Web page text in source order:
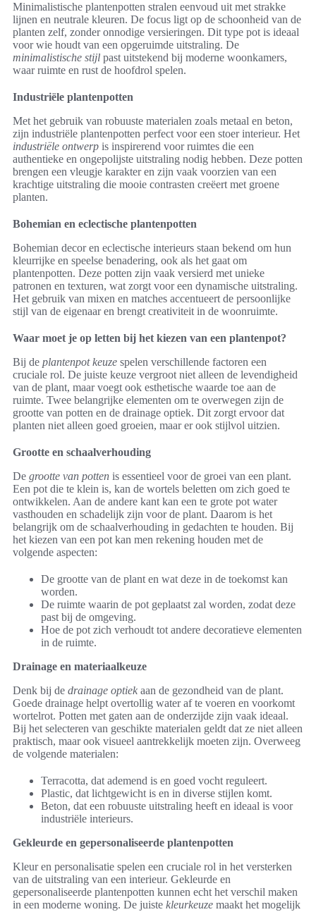
Minimalistische plantenpotten stralen eenvoud uit met strakke
lijnen en neutrale kleuren. De focus ligt op de schoonheid van de
planten zelf, zonder onnodige versieringen. Dit type pot is ideaal
voor wie houdt van een opgeruimde uitstraling. De
minimalistische stijl past uitstekend bij moderne woonkamers,
waar ruimte en rust de hoofdrol spelen.
Industriële plantenpotten
Met het gebruik van robuuste materialen zoals metaal en beton,
zijn industriële plantenpotten perfect voor een stoer interieur. Het
industriële ontwerp is inspirerend voor ruimtes die een
authentieke en ongepolijste uitstraling nodig hebben. Deze potten
brengen een vleugje karakter en zijn vaak voorzien van een
krachtige uitstraling die mooie contrasten creëert met groene
planten.
Bohemian en eclectische plantenpotten
Bohemian decor en eclectische interieurs staan bekend om hun
kleurrijke en speelse benadering, ook als het gaat om
plantenpotten. Deze potten zijn vaak versierd met unieke
patronen en texturen, wat zorgt voor een dynamische uitstraling.
Het gebruik van mixen en matches accentueert de persoonlijke
stijl van de eigenaar en brengt creativiteit in de woonruimte.
Waar moet je op letten bij het kiezen van een plantenpot?
Bij de plantenpot keuze spelen verschillende factoren een
cruciale rol. De juiste keuze vergroot niet alleen de levendigheid
van de plant, maar voegt ook esthetische waarde toe aan de
ruimte. Twee belangrijke elementen om te overwegen zijn de
grootte van potten en de drainage optiek. Dit zorgt ervoor dat
planten niet alleen goed groeien, maar er ook stijlvol uitzien.
Grootte en schaalverhouding
De grootte van potten is essentieel voor de groei van een plant.
Een pot die te klein is, kan de wortels beletten om zich goed te
ontwikkelen. Aan de andere kant kan een te grote pot water
vasthouden en schadelijk zijn voor de plant. Daarom is het
belangrijk om de schaalverhouding in gedachten te houden. Bij
het kiezen van een pot kan men rekening houden met de
volgende aspecten:
De grootte van de plant en wat deze in de toekomst kan
worden.
De ruimte waarin de pot geplaatst zal worden, zodat deze
past bij de omgeving.
Hoe de pot zich verhoudt tot andere decoratieve elementen
in de ruimte.
Drainage en materiaalkeuze
Denk bij de drainage optiek aan de gezondheid van de plant.
Goede drainage helpt overtollig water af te voeren en voorkomt
wortelrot. Potten met gaten aan de onderzijde zijn vaak ideaal.
Bij het selecteren van geschikte materialen geldt dat ze niet alleen
praktisch, maar ook visueel aantrekkelijk moeten zijn. Overweeg
de volgende materialen:
Terracotta, dat ademend is en goed vocht reguleert.
Plastic, dat lichtgewicht is en in diverse stijlen komt.
Beton, dat een robuuste uitstraling heeft en ideaal is voor
industriële interieurs.
Gekleurde en gepersonaliseerde plantenpotten
Kleur en personalisatie spelen een cruciale rol in het versterken
van de uitstraling van een interieur. Gekleurde en
gepersonaliseerde plantenpotten kunnen echt het verschil maken
in een moderne woning. De juiste kleurkeuze maakt het mogelijk